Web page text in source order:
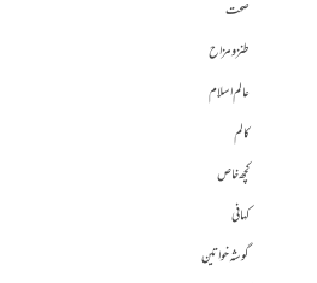
صحت
طنز و مزاح
عالم اسلام
کالم
کچھ خاص
کہانی
گوشہ خواتین